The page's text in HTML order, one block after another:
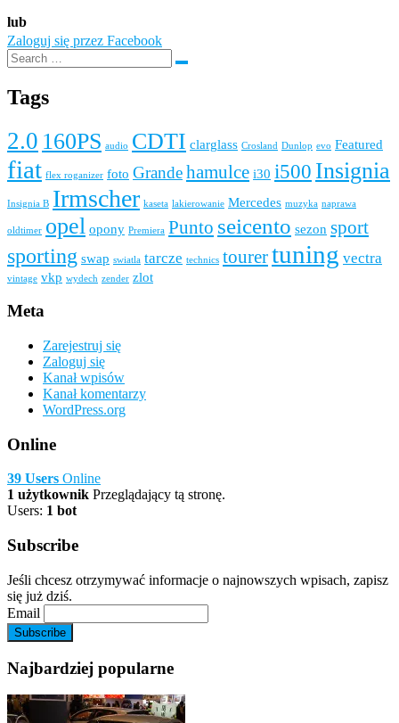
lub
Zaloguj się przez Facebook
Tags
2.0 160PS audio CDTI clarglass Crosland Dunlop evo Featured
fiat flex roganizer foto Grandehamulce i30 i500 Insignia
Insignia B Irmscher kaseta lakierowanie Mercedes muzyka naprawa
oldtimer opel opony Premiera Punto seicento sezon sport
sporting swap swiatla tarcze technics tourertuning vectra
vintage vkp wydech zender zlot
Meta
Zarejestruj się
Zaloguj się
Kanał wpisów
Kanał komentarzy
WordPress.org
Online
39 Users Online
1 użytkownik Przeglądający tą stronę.
Users: 1 bot
Subscribe
Jeśli chcesz otrzymywać informacje o najnowszych wpisach, zapisz
się już dziś.
Email
Najbardziej popularne